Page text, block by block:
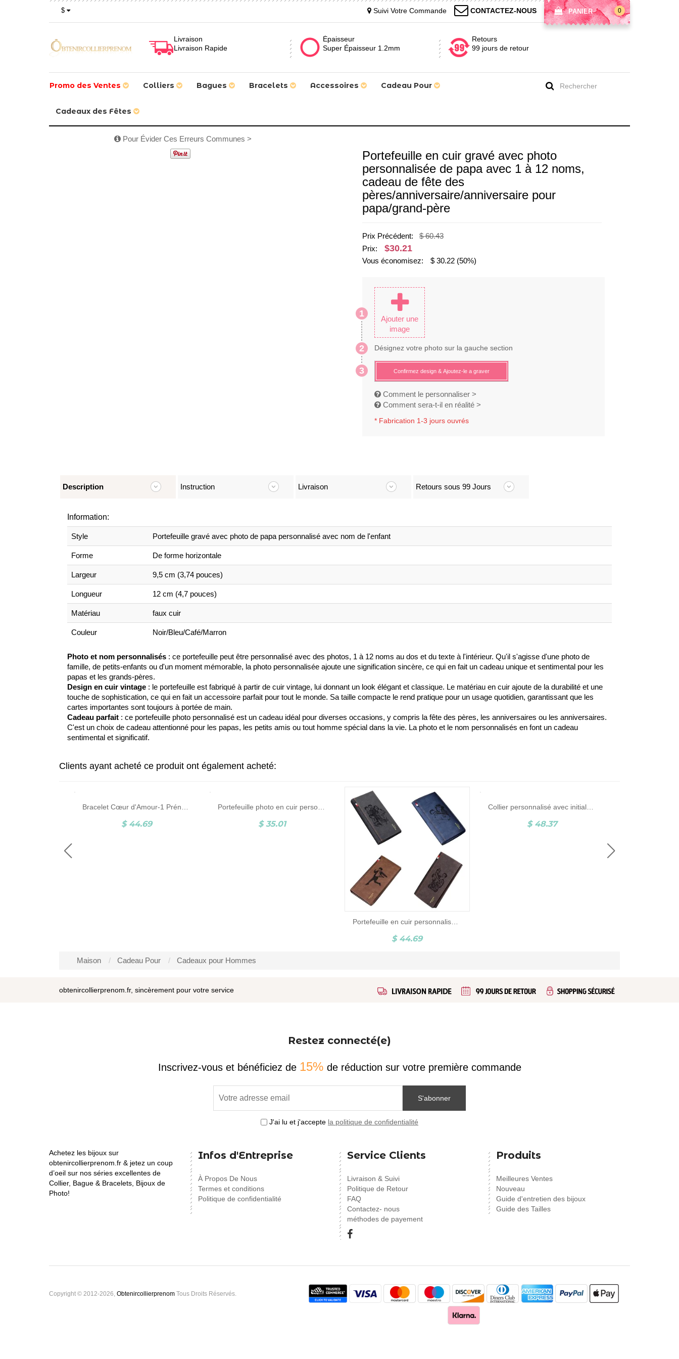
$ PANIER 0
CONTACTEZ-NOUS
Suivi Votre Commande
Livraison
Livraison Rapide
Épaisseur
Super Épaisseur 1.2mm
Retours
99 jours de retour
Promo des Ventes Colliers Bagues Bracelets Accessoires Cadeau Pour
Cadeaux des Fêtes
1/13
Pour Évider Ces Erreurs Communes >
Portefeuille en cuir gravé avec photo
personnalisée de papa avec 1 à 12 noms,
cadeau de fête des
pères/anniversaire/anniversaire pour
papa/grand-père
Prix Précédent:
$ 60.43
Prix:
$30.21
Vous économisez: $ 30.22 (50%)
Ajouter une
image
Désignez votre photo sur la gauche section
Confirmez design & Ajoutez-le a graver
Comment le personnaliser >
Comment sera-t-il en réalité >
* Fabrication 1-3 jours ouvrés
1
2
3
Description Instruction Livraison Retours sous 99 Jours
Information:
Style Portefeuille gravé avec photo de papa personnalisé avec nom de l'enfant
Forme De forme horizontale
Largeur 9,5 cm (3,74 pouces)
Longueur 12 cm (4,7 pouces)
Matériau faux cuir
Couleur Noir/Bleu/Café/Marron
Photo et nom personnalisés : ce portefeuille peut être personnalisé avec des photos, 1 à 12 noms au dos et du texte à l'intérieur. Qu'il s'agisse d'une photo de
famille, de petits-enfants ou d'un moment mémorable, la photo personnalisée ajoute une signification sincère, ce qui en fait un cadeau unique et sentimental pour les
papas et les grands-pères.
Design en cuir vintage : le portefeuille est fabriqué à partir de cuir vintage, lui donnant un look élégant et classique. Le matériau en cuir ajoute de la durabilité et une
touche de sophistication, ce qui en fait un accessoire parfait pour tout le monde. Sa taille compacte le rend pratique pour un usage quotidien, garantissant que les
cartes importantes sont toujours à portée de main.
Cadeau parfait : ce portefeuille photo personnalisé est un cadeau idéal pour diverses occasions, y compris la fête des pères, les anniversaires ou les anniversaires.
C'est un choix de cadeau attentionné pour les papas, les petits amis ou tout homme spécial dans la vie. La photo et le nom personnalisés en font un cadeau
sentimental et significatif.
Clients ayant acheté ce produit ont également acheté:
$ 44.69
Portefeuille photo en cuir personnalisé pour homme
$ 35.01
Portefeuille en cuir personnalisé avec nom et photo
$ 44.69
Collier personnalisé avec initiales latérales
$ 48.37
Maison Cadeau Pour Cadeaux pour Hommes
obtenircollierprenom.fr, sincèrement pour votre service
Restez connecté(e)
Inscrivez-vous et bénéficiez de 15% de réduction sur votre première commande
S'abonner
J'ai lu et j'accepte la politique de confidentialité
Achetez les bijoux sur
obtenircollierprenom.fr & jetez un coup
d’oeil sur nos séries excellentes de
Collier, Bague & Bracelets, Bijoux de
Photo!
Infos d'Entreprise
À Propos De Nous
Termes et conditions
Politique de confidentialité
Service Clients
Livraison & Suivi
Politique de Retour
FAQ
Contactez- nous
méthodes de payement
Produits
Meilleures Ventes
Nouveau
Guide d'entretien des bijoux
Guide des Tailles
Copyright © 2012-2026, Obtenircollierprenom Tous Droits Réservés.